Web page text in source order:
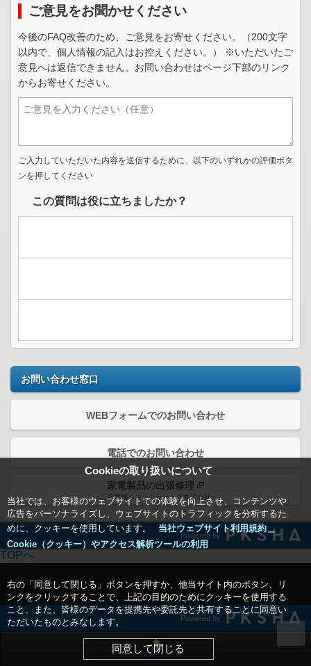
Cookieの取り扱いについて
当社では、お客様のウェブサイトでの体験を向上させ、コンテンツや
広告をパーソナライズし、ウェブサイトのトラフィックを分析するた
めに、クッキーを使用しています。
当社ウェブサイト利用規約＿
Cookie（クッキー）やアクセス解析ツールの利用
右の「同意して閉じる」ボタンを押すか、他当サイト内のボタン、リ
ンクをクリックすることで、上記の目的のためにクッキーを使用する
こと、また、皆様のデータを提携先や委託先と共有することに同意い
ただいたものとみなします。
同意して閉じる
ご意見をお聞かせください
今後のFAQ改善のため、ご意見をお寄せください。（200文字
以内で、個人情報の記入はお控えください。） ※いただいたご
意見へは返信できません。お問い合わせはページ下部のリンク
からお寄せください。
ご入力していただいた内容を送信するために、以下のいずれかの評価ボタ
ンを押してください
この質問は役に立ちましたか？
お問い合わせ窓口
WEBフォームでのお問い合わせ
電話でのお問い合わせ
家電製品の出張修理
（三菱電機システムサービス株式会社）
Powered by
TOPへ
Powered by
HOME